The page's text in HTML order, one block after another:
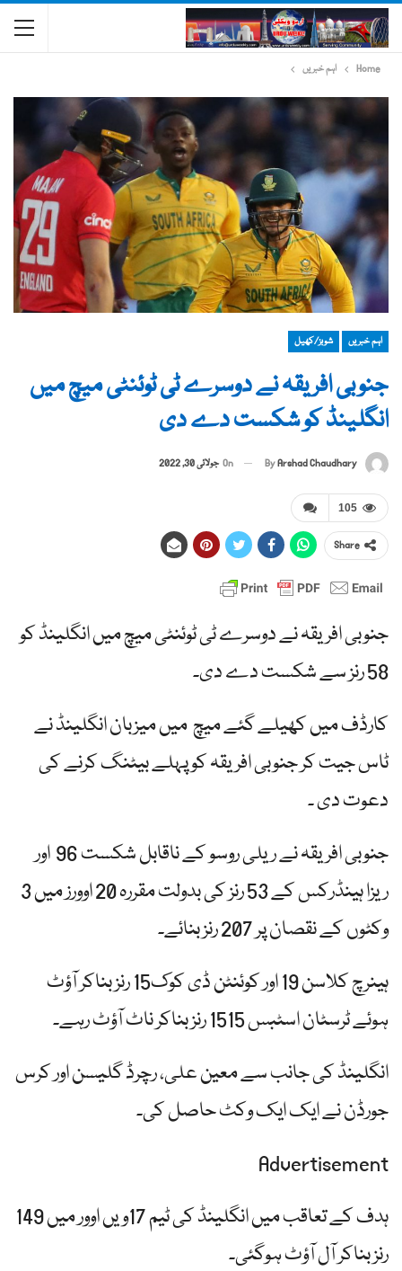
Home اہم خبریں
اہم خبریں شوبز/کھیل
جنوبی افریقہ نے دوسرے ٹی ٹوئنٹی میچ میں
انگلینڈ کو شکست دے دی
ByArshad Chaudhary
On جولائی 30, 2022
105
Share
جنوبی افریقہ نے دوسرے ٹی ٹوئنٹی میچ میں انگلینڈ کو
58 رنز سے شکست دے دی۔
کارڈف میں کھیلے گئے میچ میں میزبان انگلینڈ نے
ٹاس جیت کر جنوبی افریقہ کو پہلے بیٹنگ کرنے کی
دعوت دی ۔
جنوبی افریقہ نے ریلی روسو کے ناقابل شکست 96 اور
ریزا ہینڈرکس کے 53 رنز کی بدولت مقررہ 20 اوورز میں 3
وکٹوں کے نقصان پر 207 رنز بنائے۔
ہینرچ کلاسن 19 اور کوئنٹن ڈی کوک15 رنز بناکر آؤٹ
ہوئے ٹرسٹان اسٹبس 1515 رنز بناکر ناٹ آؤٹ رہے۔
انگلینڈ کی جانب سے معین علی، رچرڈ گلیسن اور کرس
جورڈن نے ایک ایک وکٹ حاصل کی۔
Advertisement
ہدف کے تعاقب میں انگلینڈ کی ٹیم 17ویں اوور میں 149
رنز بناکر آل آؤٹ ہوگئی۔